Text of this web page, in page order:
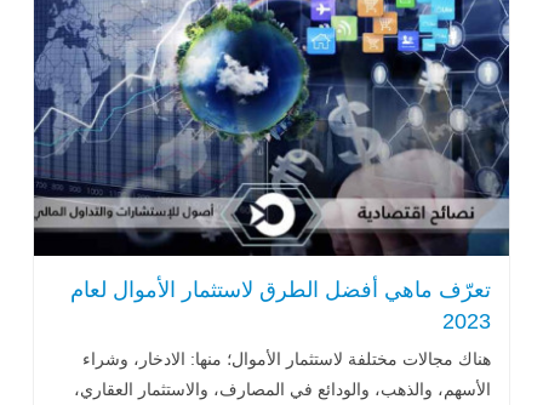
تعرّف ماهي أفضل الطرق لاستثمار الأموال لعام
2023
هناك مجالات مختلفة لاستثمار الأموال؛ منها: الادخار، وشراء
الأسهم، والذهب، والودائع في المصارف، والاستثمار العقاري،